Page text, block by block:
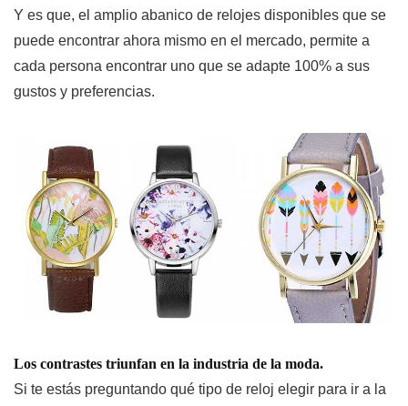
Y es que, el amplio abanico de relojes disponibles que se
puede encontrar ahora mismo en el mercado, permite a
cada persona encontrar uno que se adapte 100% a sus
gustos y preferencias.
Los contrastes triunfan en la industria de la moda.
Si te estás preguntando qué tipo de reloj elegir para ir a la